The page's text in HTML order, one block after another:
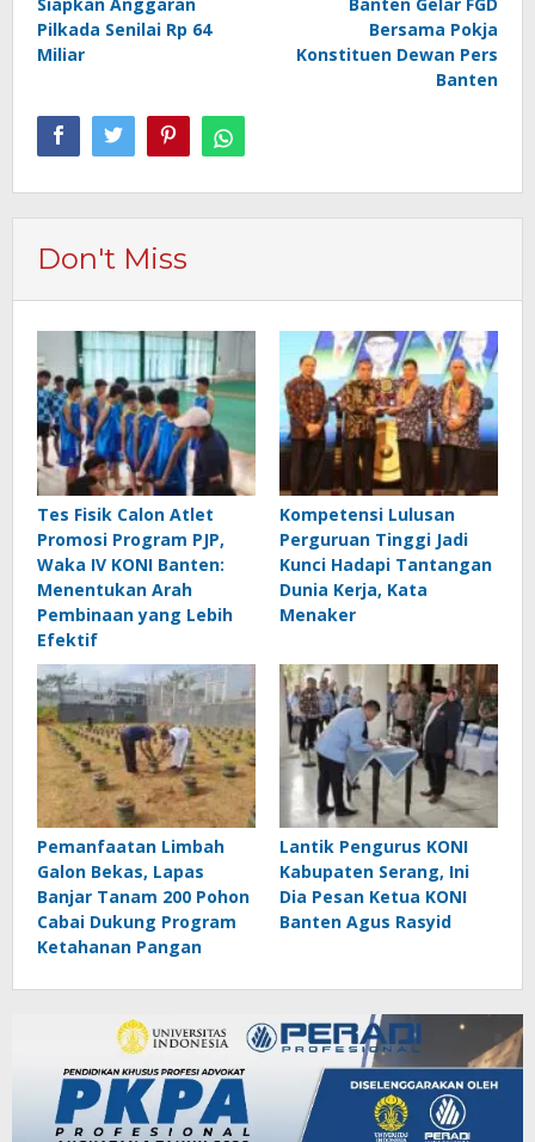
Siapkan Anggaran
Pilkada Senilai Rp 64
Miliar
Banten Gelar FGD
Bersama Pokja
Konstituen Dewan Pers
Banten
Don't Miss
Tes Fisik Calon Atlet
Promosi Program PJP,
Waka IV KONI Banten:
Menentukan Arah
Pembinaan yang Lebih
Efektif
Kompetensi Lulusan
Perguruan Tinggi Jadi
Kunci Hadapi Tantangan
Dunia Kerja, Kata
Menaker
Pemanfaatan Limbah
Galon Bekas, Lapas
Banjar Tanam 200 Pohon
Cabai Dukung Program
Ketahanan Pangan
Lantik Pengurus KONI
Kabupaten Serang, Ini
Dia Pesan Ketua KONI
Banten Agus Rasyid